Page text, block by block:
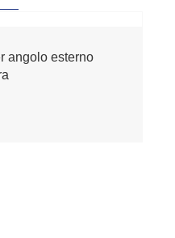
angolo esterno